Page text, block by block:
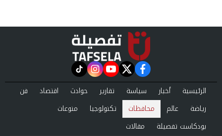
facebook
twitter
youtube
instagram
tiktok
الرئيسية أخبار سياسة تقارير حوادث اقتصاد
فن
رياضة
عالم محافظات تكنولوجيا
منوعات
بودكاست تفصيلة
مقالات